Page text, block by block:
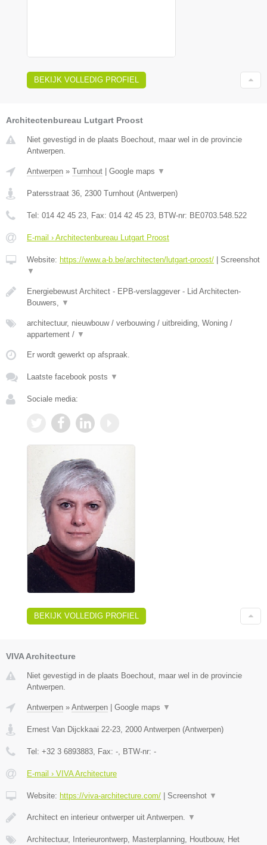
BEKIJK VOLLEDIG PROFIEL
Architectenbureau Lutgart Proost
Niet gevestigd in de plaats Boechout, maar wel in de provincie
Antwerpen.
Antwerpen » Turnhout | Google maps ▼
Patersstraat 36 2300 Turnhout (Antwerpen)
Tel: 014 42 45 23 , Fax: 014 42 45 23 , BTW-nr: BE0703.548.522
E-mail › Architectenbureau Lutgart Proost
Website: https://www.a-b.be/architecten/lutgart-proost/ | Screenshot
▼
Energiebewust Architect - EPB-verslaggever - Lid Architecten-
Bouwers,
▼
architectuur, nieuwbouw / verbouwing / uitbreiding, Woning /
appartement / ▼
Er wordt gewerkt op afspraak.
Laatste facebook posts ▼
Sociale media:
BEKIJK VOLLEDIG PROFIEL
VIVA Architecture
Niet gevestigd in de plaats Boechout, maar wel in de provincie
Antwerpen.
Antwerpen » Antwerpen Google maps ▼
Ernest Van Dijckkaai 22-23 2000 Antwerpen (Antwerpen)
Tel: +32 3 6893883 , Fax: - , BTW-nr: -
E-mail › VIVA Architecture
Website: https://viva-architecture.com/ Screenshot ▼
Architect en interieur ontwerper uit Antwerpen. ▼
Architectuur, Interieurontwerp, Masterplanning, Houtbouw, Het